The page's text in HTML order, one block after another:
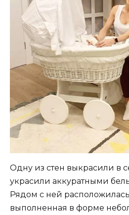
Одну из стен выкрасили в
украсили аккуратными
Рядом с ней
выполненная в форме